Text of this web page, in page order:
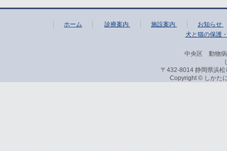
ホーム 診療案内 施設案内
お知らせ
犬と猫の保護
中央区 動物
〒432-8014 静岡県浜
Copyright © しかた